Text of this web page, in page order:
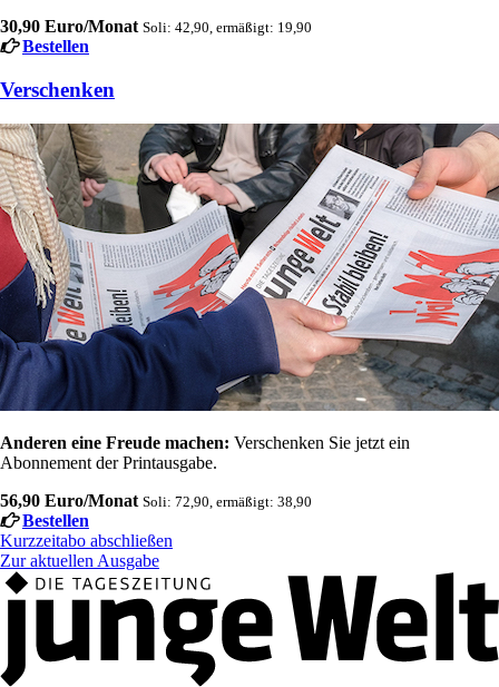
30,90 Euro/Monat Soli: 42,90, ermäßigt: 19,90
Bestellen
Verschenken
Anderen eine Freude machen: Verschenken Sie jetzt ein
Abonnement der Printausgabe.
56,90 Euro/Monat Soli: 72,90, ermäßigt: 38,90
Bestellen
Kurzzeitabo abschließen
Zur aktuellen Ausgabe